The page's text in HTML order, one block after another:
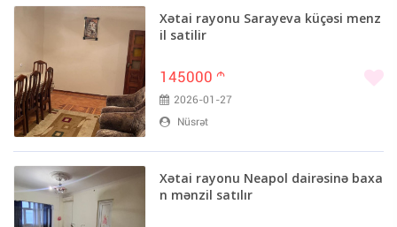
Xətai rayonu Sarayeva küçəsi menz
il satilir
145000 m
2026-01-27
Nüsrət
Xətai rayonu Neapol dairəsinə baxa
n mənzil satılır